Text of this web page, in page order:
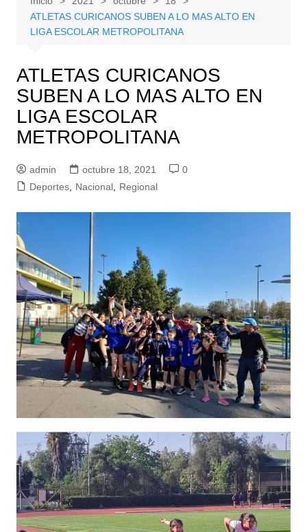
ATLETAS CURICANOS SUBEN A LO MAS ALTO EN
LIGA ESCOLAR METROPOLITANA
ATLETAS CURICANOS
SUBEN A LO MAS ALTO EN
LIGA ESCOLAR
METROPOLITANA
admin octubre 18, 2021
0
Deportes, Nacional, Regional